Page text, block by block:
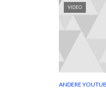
VIDEO
ANDERE